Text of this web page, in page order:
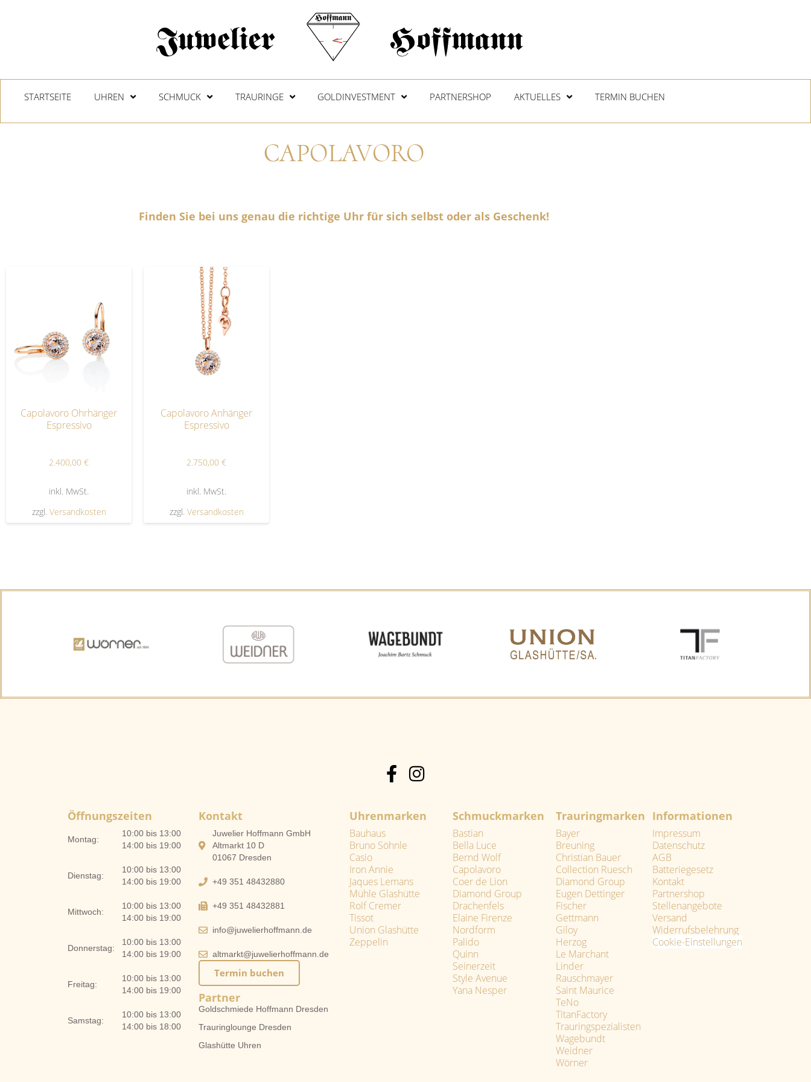
STARTSEITE UHREN SCHMUCK TRAURINGE GOLDINVESTMENT PARTNERSHOP AKTUELLES TERMIN BUCHEN
CAPOLAVORO
Finden Sie bei uns genau die richtige Uhr für sich selbst oder als Geschenk!
Capolavoro Ohrhänger
Espressivo
2.400,00 €
inkl. MwSt.
zzgl. Versandkosten
Capolavoro Anhänger
Espressivo
2.750,00 €
inkl. MwSt.
zzgl. Versandkosten
Öffnungszeiten
Montag:
10:00 bis 13:00
14:00 bis 19:00
Dienstag:
10:00 bis 13:00
14:00 bis 19:00
Mittwoch:
10:00 bis 13:00
14:00 bis 19:00
Donnerstag:
10:00 bis 13:00
14:00 bis 19:00
Freitag:
10:00 bis 13:00
14:00 bis 19:00
Samstag:
10:00 bis 13:00
14:00 bis 18:00
Kontakt
Juwelier Hoffmann GmbH
Altmarkt 10 D
01067 Dresden
+49 351 48432880
+49 351 48432881
info@juwelierhoffmann.de
altmarkt@juwelierhoffmann.de
Termin buchen
Partner
Goldschmiede Hoffmann Dresden
Trauringlounge Dresden
Glashütte Uhren
Uhrenmarken
Bauhaus
Bruno Söhnle
Casio
Iron Annie
Jaques Lemans
Mühle Glashütte
Rolf Cremer
Tissot
Union Glashütte
Zeppelin
Schmuckmarken
Bastian
Bella Luce
Bernd Wolf
Capolavoro
Coer de Lion
Diamond Group
Drachenfels
Elaine Firenze
Nordform
Palido
Quinn
Seinerzeit
Style Avenue
Yana Nesper
Trauringmarken
Bayer
Breuning
Christian Bauer
Collection Ruesch
Diamond Group
Eugen Dettinger
Fischer
Gettmann
Giloy
Herzog
Le Marchant
Linder
Rauschmayer
Saint Maurice
TeNo
TitanFactory
Trauringspezialisten
Wagebundt
Weidner
Wörner
Informationen
Impressum
Datenschutz
AGB
Batteriegesetz
Kontakt
Partnershop
Stellenangebote
Versand
Widerrufsbelehrung
Cookie-Einstellungen